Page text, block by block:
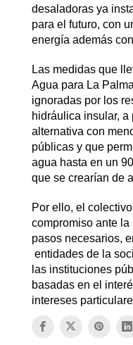
desaladoras ya
para el futuro, con
energía además
Las medidas que
Agua para La
ignoradas por los
hidráulica insular,
alternativa con
públicas y que
agua hasta en un
que se crearían de
Por ello, el
compromiso ante
pasos necesarios,
entidades de la
las instituciones
basadas en el
intereses